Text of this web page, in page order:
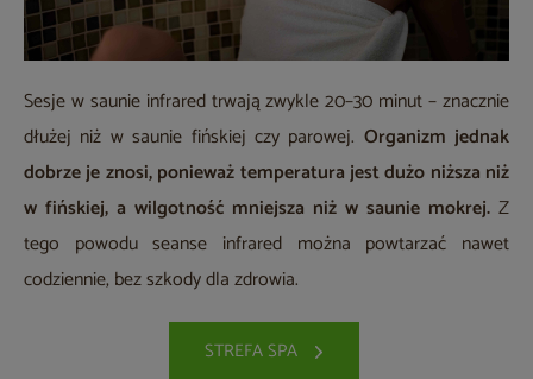
Sesje w saunie infrared trwają zwykle 20–30 minut – znacznie
dłużej niż w saunie fińskiej czy parowej. Organizm jednak
dobrze je znosi, ponieważ temperatura jest dużo niższa niż
w fińskiej, a wilgotność mniejsza niż w saunie mokrej. Z
tego powodu seanse infrared można powtarzać nawet
codziennie, bez szkody dla zdrowia.
STREFA SPA